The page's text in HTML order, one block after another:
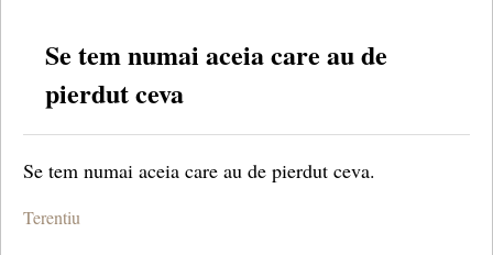
Se tem numai aceia care au de
pierdut ceva
Se tem numai aceia care au de pierdut ceva.
Terentiu